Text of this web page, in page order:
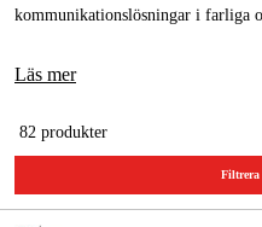
El & bygg
Skog & trädgård
Hem & fritid
kommunikationslösningar i farliga
Läs mer
82 produkter
Filtrera